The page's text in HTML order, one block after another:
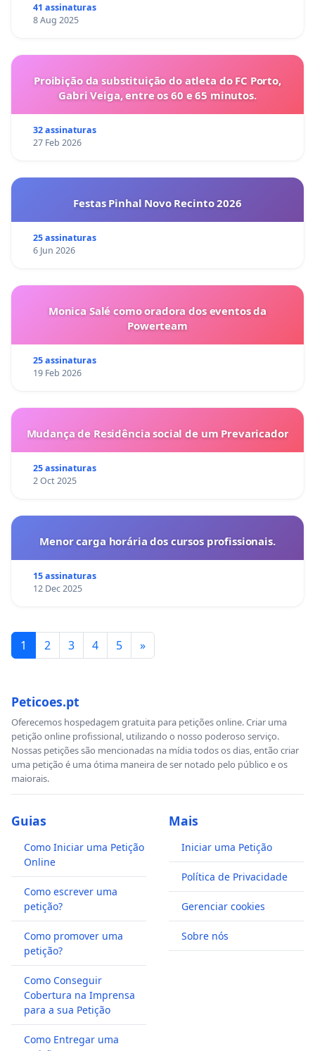
41 assinaturas
8 Aug 2025
Proibição da substituição do atleta do FC Porto,
Gabri Veiga, entre os 60 e 65 minutos.
32 assinaturas
27 Feb 2026
Festas Pinhal Novo Recinto 2026
25 assinaturas
6 Jun 2026
Monica Salé como oradora dos eventos da
Powerteam
25 assinaturas
19 Feb 2026
Mudança de Residência social de um Prevaricador
25 assinaturas
2 Oct 2025
Menor carga horária dos cursos profissionais.
15 assinaturas
12 Dec 2025
1 2 3 4 5 »
Peticoes.pt
Oferecemos hospedagem gratuita para petições online. Criar uma
petição online profissional, utilizando o nosso poderoso serviço.
Nossas petições são mencionadas na mídia todos os dias, então criar
uma petição é uma ótima maneira de ser notado pelo público e os
maiorais.
Guias
Como Iniciar uma Petição
Online
Como escrever uma
petição?
Como promover uma
petição?
Como Conseguir
Cobertura na Imprensa
para a sua Petição
Como Entregar uma
Mais
Iniciar uma Petição
Política de Privacidade
Gerenciar cookies
Sobre nós